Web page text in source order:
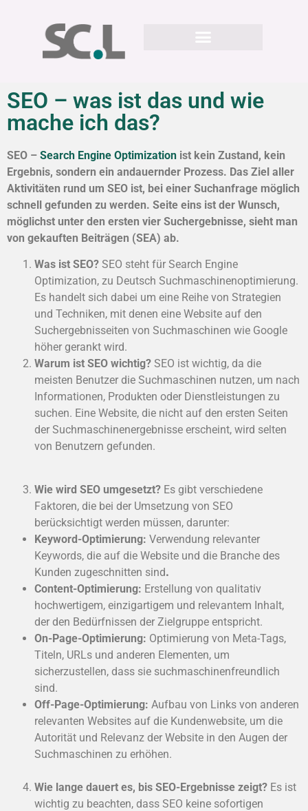
SEO – was ist das und wie
mache ich das?
SEO – Search Engine Optimization ist kein Zustand, kein
Ergebnis, sondern ein andauernder Prozess. Das Ziel aller
Aktivitäten rund um SEO ist, bei einer Suchanfrage möglich
schnell gefunden zu werden. Seite eins ist der Wunsch,
möglichst unter den ersten vier Suchergebnisse, sieht man
von gekauften Beiträgen (SEA) ab.
Was ist SEO? SEO steht für Search Engine
Optimization, zu Deutsch Suchmaschinenoptimierung.
Es handelt sich dabei um eine Reihe von Strategien
und Techniken, mit denen eine Website auf den
Suchergebnisseiten von Suchmaschinen wie Google
höher gerankt wird.
Warum ist SEO wichtig? SEO ist wichtig, da die
meisten Benutzer die Suchmaschinen nutzen, um nach
Informationen, Produkten oder Dienstleistungen zu
suchen. Eine Website, die nicht auf den ersten Seiten
der Suchmaschinenergebnisse erscheint, wird selten
von Benutzern gefunden.
Wie wird SEO umgesetzt? Es gibt verschiedene
Faktoren, die bei der Umsetzung von SEO
berücksichtigt werden müssen, darunter:
Keyword-Optimierung: Verwendung relevanter
Keywords, die auf die Website und die Branche des
Kunden zugeschnitten sind.
Content-Optimierung: Erstellung von qualitativ
hochwertigem, einzigartigem und relevantem Inhalt,
der den Bedürfnissen der Zielgruppe entspricht.
On-Page-Optimierung: Optimierung von Meta-Tags,
Titeln, URLs und anderen Elementen, um
sicherzustellen, dass sie suchmaschinenfreundlich
sind.
Off-Page-Optimierung: Aufbau von Links von anderen
relevanten Websites auf die Kundenwebsite, um die
Autorität und Relevanz der Website in den Augen der
Suchmaschinen zu erhöhen.
Wie lange dauert es, bis SEO-Ergebnisse zeigt? Es ist
wichtig zu beachten, dass SEO keine sofortigen